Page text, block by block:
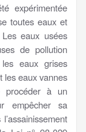
expérimentée
toutes eaux et
eaux usées
de pollution
eaux grises
les eaux vannes
procéder à un
empêcher sa